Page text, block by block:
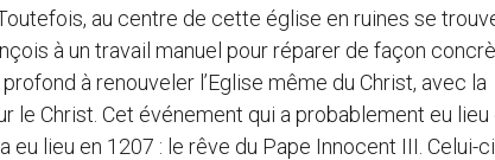
au centre de cette église en ruines se
à un travail manuel pour réparer de façon
à renouveler l’Eglise même du Christ, avec la
le Christ. Cet événement qui a probablement eu lieu
lieu en 1207 : le rêve du Pape Innocent III. Celui-